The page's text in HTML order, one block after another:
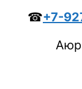
☎+7-